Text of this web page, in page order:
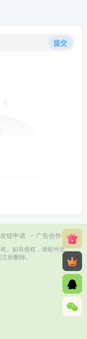
提交
友链申请 广告合作
。如有侵权，请邮件至
刻删除。